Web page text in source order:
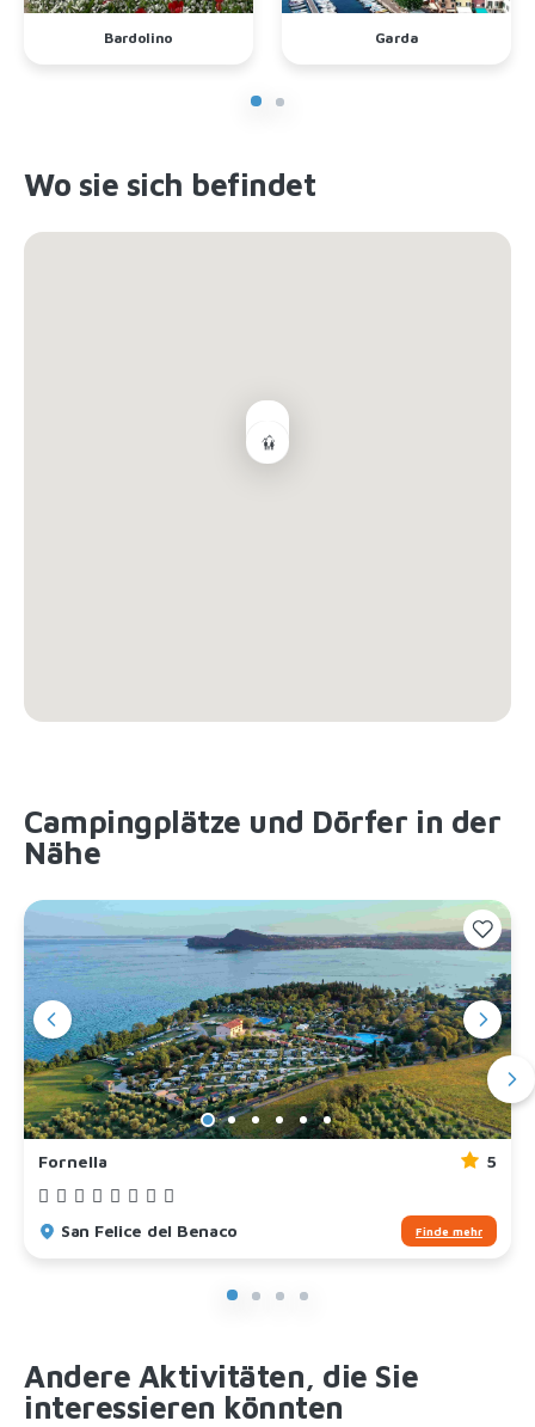
Bardolino Garda
Wo sie sich befindet
Campingplätze und Dörfer in der
Nähe
Fornella 5
San Felice del Benaco Finde mehr
Andere Aktivitäten, die Sie
interessieren könnten